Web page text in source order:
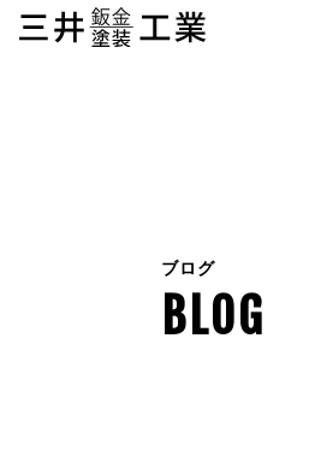
ブログ
BLOG